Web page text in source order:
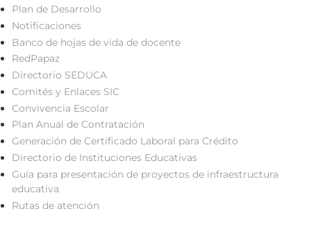
Plan de Desarrollo
Notificaciones
Banco de hojas de vida de docente
RedPapaz
Directorio SEDUCA
Comités y Enlaces SIC
Convivencia Escolar
Plan Anual de Contratación
Generación de Certificado Laboral para Crédito
Directorio de Instituciones Educativas
Guía para presentación de proyectos de infraestructura
educativa
Rutas de atención